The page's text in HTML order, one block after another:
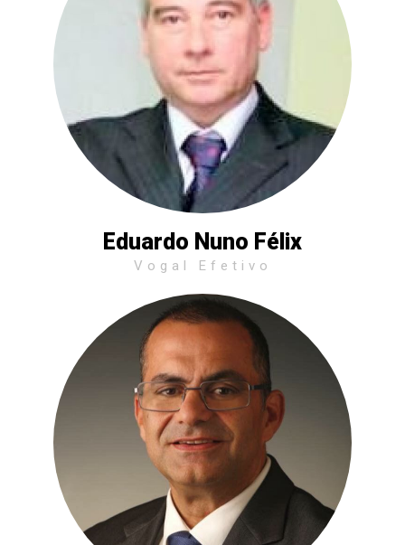
Eduardo Nuno Félix
Vogal Efetivo